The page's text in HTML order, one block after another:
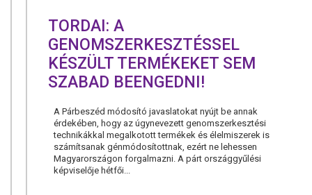
TORDAI: A
GENOMSZERKESZTÉSSEL
KÉSZÜLT TERMÉKEKET SEM
SZABAD BEENGEDNI!
A Párbeszéd módosító javaslatokat nyújt be annak
érdekében, hogy az úgynevezett genomszerkesztési
technikákkal megalkotott termékek és élelmiszerek is
számítsanak génmódosítottnak, ezért ne lehessen
Magyarországon forgalmazni. A párt országgyűlési
képviselője hétfői...